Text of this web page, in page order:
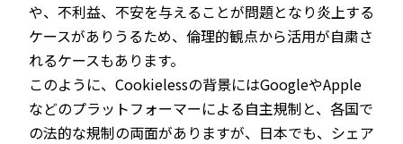
や、不利益、不安を与えることが問題となり炎上する
ケースがありうるため、倫理的観点から活用が自粛さ
れるケースもあります。
このように、Cookielessの背景にはGoogleやApple
などのプラットフォーマーによる自主規制と、各国で
の法的な規制の両面がありますが、日本でも、シェア